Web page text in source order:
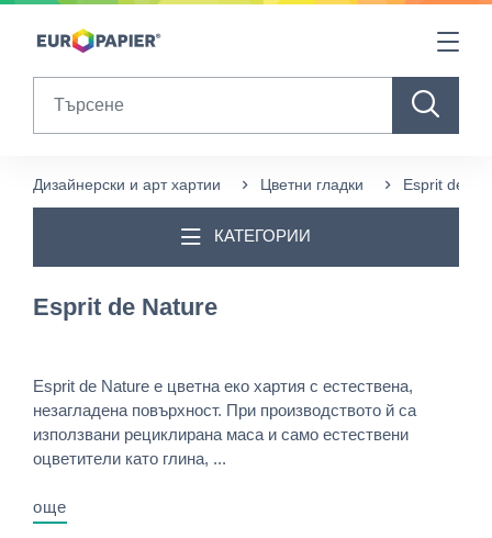
Table Of Content
Дизайнерски и арт хартии Цветни гладки Esprit de
КАТЕГОРИИ
Esprit de Nature
Esprit de Nature е цветна еко хартия с естествена,
незагладена повърхност. При производството й са
използвани рециклирана маса и само естествени
оцветители като глина, ...
още